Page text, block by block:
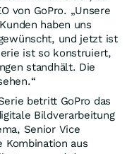
von GoPro. „Unsere
haben uns
und jetzt ist
ist so konstruiert,
standhält. Die
betritt GoPro das
Bildverarbeitung
Senior Vice
Kombination aus